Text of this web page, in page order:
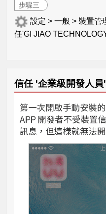
步驟三
設定 > 一般 > 裝置管
任'GI JIAO
信任 '企業級開發人員